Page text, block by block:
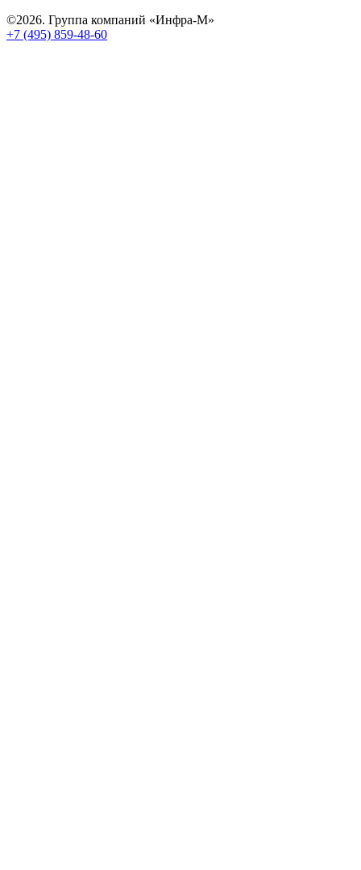
©2026. Группа компаний «Инфра-М»
+7 (495) 859-48-60